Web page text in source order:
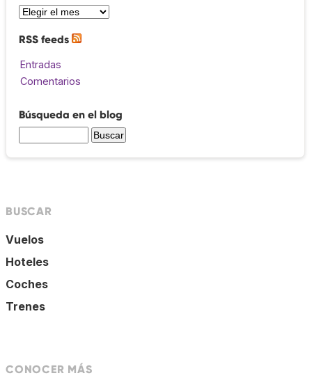
RSS feeds
Entradas
Comentarios
Búsqueda en el blog
BUSCAR
Vuelos
Hoteles
Coches
Trenes
CONOCER MÁS